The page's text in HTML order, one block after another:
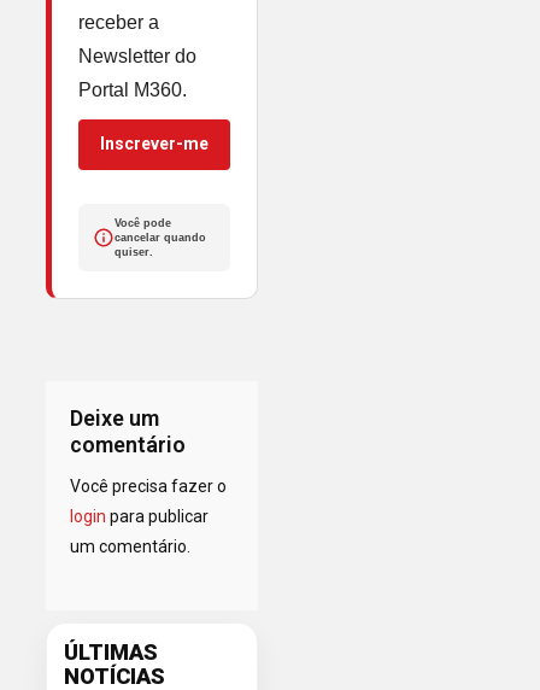
receber a
Newsletter do
Portal M360.
Inscrever-me
Você pode
cancelar quando
quiser.
Deixe um
comentário
Você precisa fazer o
login para publicar
um comentário.
ÚLTIMAS
NOTÍCIAS